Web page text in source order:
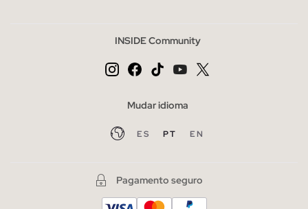
INSIDE Community
Mudar idioma
ES PT EN
Pagamento seguro